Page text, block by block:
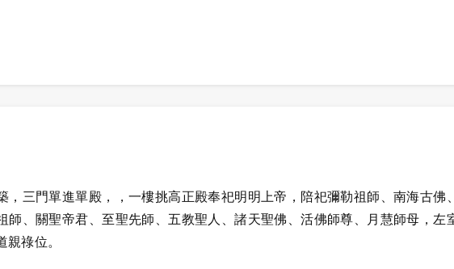
，三門單進單殿，，一樓挑高正殿奉祀明明上帝，陪祀彌勒祖師、南海古佛
師、關聖帝君、至聖先師、五教聖人、諸天聖佛、活佛師尊、月慧師母，左
親祿位。